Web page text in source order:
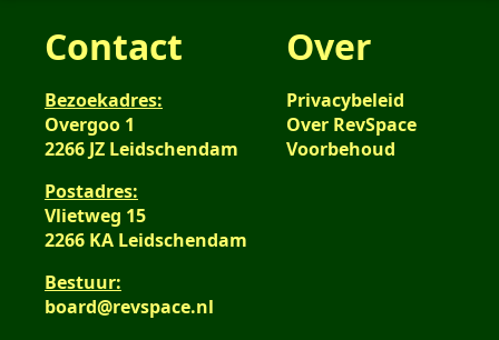
Contact
Bezoekadres:
Overgoo 1
2266 JZ Leidschendam
Postadres:
Vlietweg 15
2266 KA Leidschendam
Bestuur:
board@revspace.nl
Over
Privacybeleid
Over RevSpace
Voorbehoud